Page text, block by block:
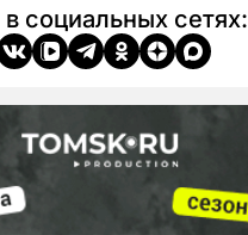
социальных сетях: